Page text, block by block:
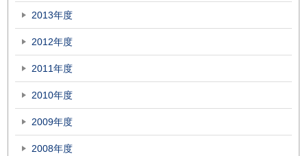
2013年度
2012年度
2011年度
2010年度
2009年度
2008年度